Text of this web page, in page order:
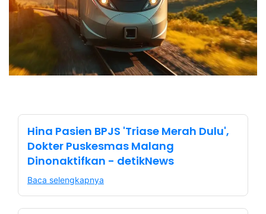
Hina Pasien BPJS 'Triase Merah Dulu',
Dokter Puskesmas Malang
Dinonaktifkan - detikNews
Baca selengkapnya